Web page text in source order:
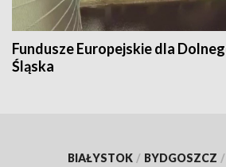
Fundusze Europejskie dla
Śląska
BIAŁYSTOK / BYDGOSZCZ /